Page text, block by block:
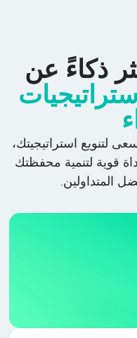
ذكاءً عن
لتنويع استراتيجيتك،
قوية لتنمية محفظتك
المتداولين.